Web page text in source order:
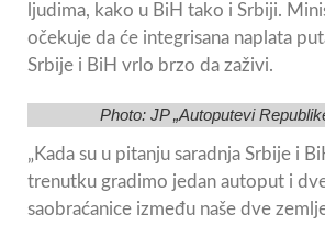
ljudima, kako u BiH tako i Srbiji.
očekuje da će integrisana naplata
Srbije i BiH vrlo brzo da zaživi.
Photo: JP „Autoputevi
„Kada su u pitanju saradnja Srbije i
trenutku gradimo jedan autoput i
saobraćanice između naše dve